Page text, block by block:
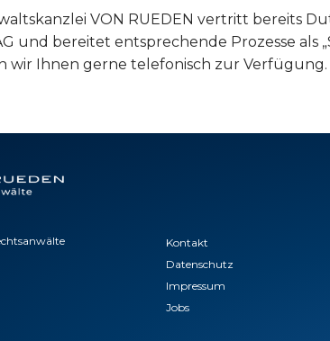
VON RUEDEN vertritt bereits
und bereitet entsprechende Prozesse als
wir Ihnen gerne telefonisch zur Verfügung.
Kontakt
Datenschutz
Impressum
Jobs